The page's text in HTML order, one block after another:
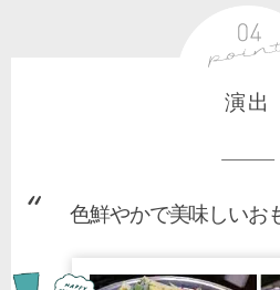
演出
色鮮やかで美味しいお